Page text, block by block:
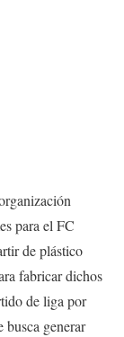
para el FC
de plástico
fabricar dichos
de liga por
busca generar